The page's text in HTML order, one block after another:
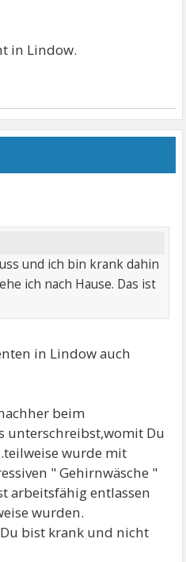
in Lindow.
und ich bin krank dahin
ich nach Hause. Das ist
in Lindow auch
beim
unterschreibst,womit Du
wurde mit
" Gehirnwäsche "
arbeitsfähig entlassen
wurden.
bist krank und nicht